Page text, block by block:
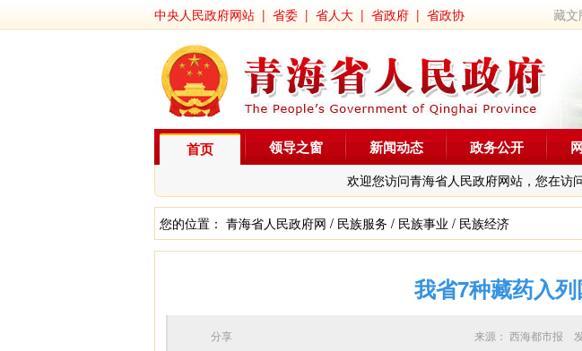
中央人民政府网站 | 省委 | 省人大 | 省政府 | 省政协 藏文
首页
欢迎您访问青海省人民政府网站，您在访
领导之窗 新闻动态 政务公开
您的位置： 青海省人民政府网 / 民族服务 / 民族事业 / 民族经济
我省7种藏药入
来源： 西海都市报
分享